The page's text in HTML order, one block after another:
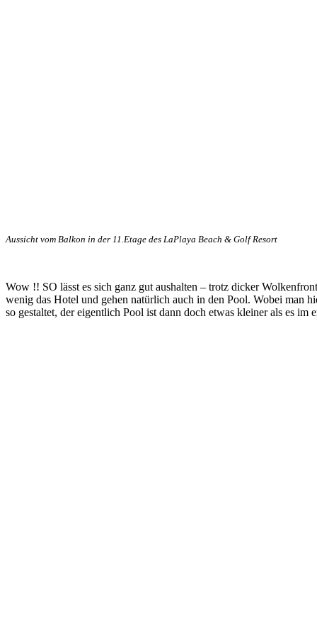
Aussicht vom Balkon in der 11.Etage des LaPlaya Beach & Golf Resort
Wow !! SO lässt es sich ganz gut aushalten – trotz dicker
wenig das Hotel und gehen natürlich auch in den Pool. Wobei man
so gestaltet, der eigentlich Pool ist dann doch etwas kleiner als es im